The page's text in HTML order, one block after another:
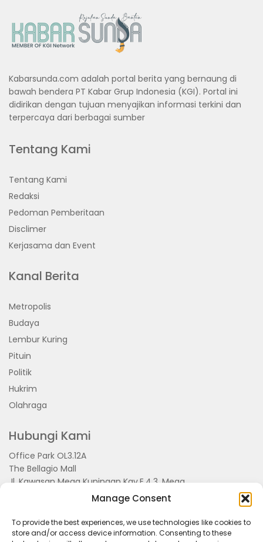
Manage Consent
To provide the best experiences, we use technologies like cookies to
store and/or access device information. Consenting to these
Kabarsunda.com adalah portal berita yang bernaung di
bawah bendera PT Kabar Grup Indonesia (KGI). Portal ini
didirikan dengan tujuan menyajikan informasi terkini dan
terpercaya dari berbagai sumber
Tentang Kami
Tentang Kami
Redaksi
Pedoman Pemberitaan
Disclimer
Kerjasama dan Event
Kanal Berita
Metropolis
Budaya
Lembur Kuring
Pituin
Politik
Hukrim
Olahraga
Hubungi Kami
Office Park OL3.12A
The Bellagio Mall
Jl. Kawasan Mega Kuningan Kav.E.4.3, Mega
Kuningan, Kel. Kuningan Timur,
Kec.Setiabudi, Jakarta Selatan 15810